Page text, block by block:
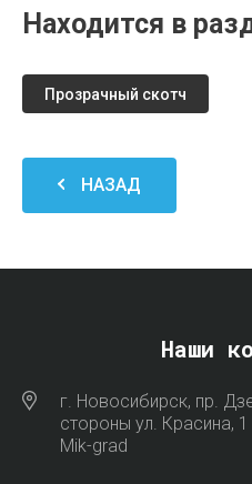
Находится в
Прозрачный скотч
НАЗАД
Наши
г. Новосибирск, пр.
стороны ул. Красина,
Mik-grad